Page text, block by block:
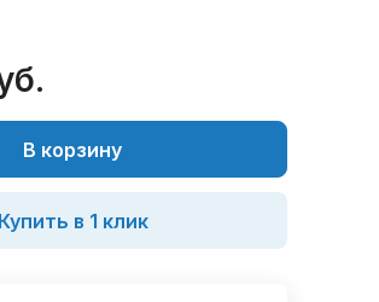
В корзину
Купить в 1 клик